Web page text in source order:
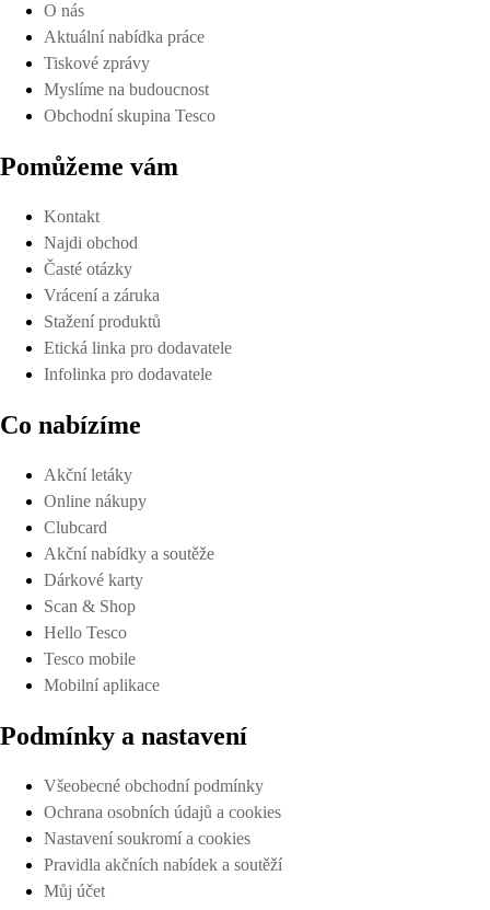
O nás
Aktuální nabídka práce
Tiskové zprávy
Myslíme na budoucnost
Obchodní skupina Tesco
Pomůžeme vám
Kontakt
Najdi obchod
Časté otázky
Vrácení a záruka
Stažení produktů
Etická linka pro dodavatele
Infolinka pro dodavatele
Co nabízíme
Akční letáky
Online nákupy
Clubcard
Akční nabídky a soutěže
Dárkové karty
Scan & Shop
Hello Tesco
Tesco mobile
Mobilní aplikace
Podmínky a nastavení
Všeobecné obchodní podmínky
Ochrana osobních údajů a cookies
Nastavení soukromí a cookies
Pravidla akčních nabídek a soutěží
Můj účet